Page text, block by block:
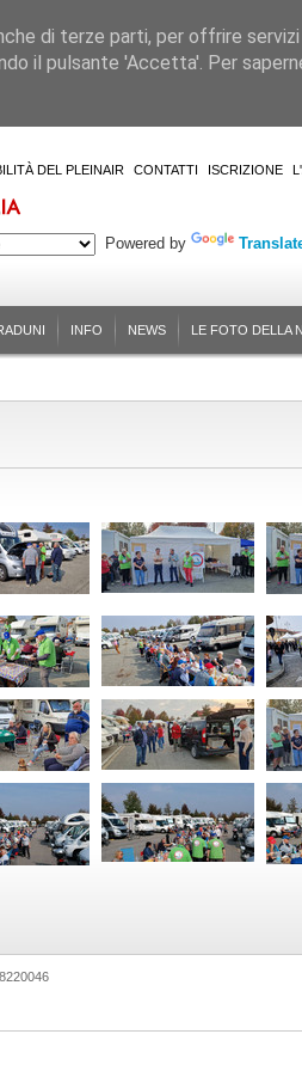
DEL PLEINAIR CONTATTI ISCRIZIONE
Powered by
INFO NEWS LE FOTO DELLA
di terze parti, per offrire
il pulsante 'Accetta'. Per